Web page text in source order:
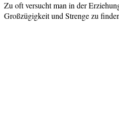
Zu oft versucht man in der
Großzügigkeit und Strenge zu